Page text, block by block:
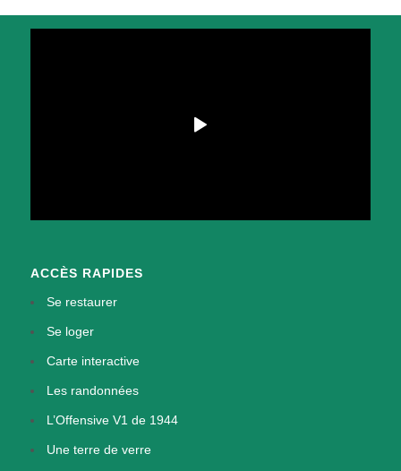
ACCÈS RAPIDES
Se restaurer
Se loger
Carte interactive
Les randonnées
L’Offensive V1 de 1944
Une terre de verre